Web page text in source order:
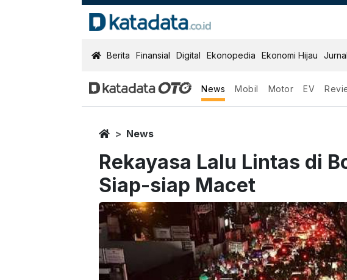
KatadataOTO
Berita Finansial Digital Ekonopedia Ekonomi Hijau
News Mobil Motor EV
HomeNews
Rekayasa Lalu Lintas di
Siap-siap Macet